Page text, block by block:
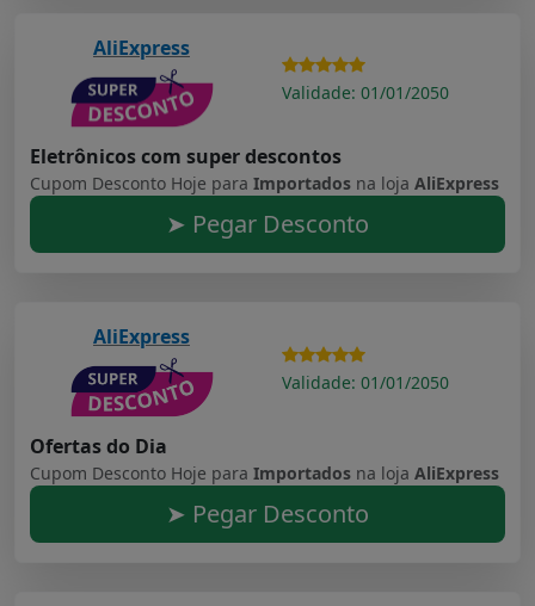
AliExpress
Validade: 01/01/2050
Eletrônicos com super descontos
Cupom Desconto Hoje para Importados na loja AliExpress
➤ Pegar Desconto
AliExpress
Validade: 01/01/2050
Ofertas do Dia
Cupom Desconto Hoje para Importados na loja AliExpress
➤ Pegar Desconto